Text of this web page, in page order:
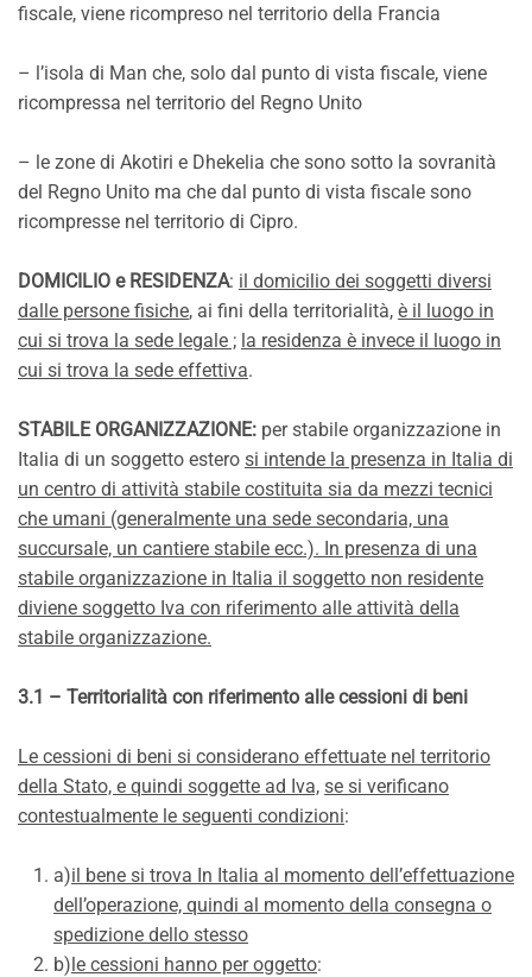
fiscale, viene ricompreso nel territorio della Francia
– l’isola di Man che, solo dal punto di vista fiscale, viene
ricompressa nel territorio del Regno Unito
– le zone di Akotiri e Dhekelia che sono sotto la sovranità
del Regno Unito ma che dal punto di vista fiscale sono
ricompresse nel territorio di Cipro.
DOMICILIO e RESIDENZA: il domicilio dei soggetti diversi
dalle persone fisiche, ai fini della territorialità, è il luogo in
cui si trova la sede legale ; la residenza è invece il luogo in
cui si trova la sede effettiva.
STABILE ORGANIZZAZIONE: per stabile organizzazione in
Italia di un soggetto estero si intende la presenza in Italia di
un centro di attività stabile costituita sia da mezzi tecnici
che umani (generalmente una sede secondaria, una
succursale, un cantiere stabile ecc.). In presenza di una
stabile organizzazione in Italia il soggetto non residente
diviene soggetto Iva con riferimento alle attività della
stabile organizzazione.
3.1 – Territorialità con riferimento alle cessioni di beni
Le cessioni di beni si considerano effettuate nel territorio
della Stato, e quindi soggette ad Iva, se si verificano
contestualmente le seguenti condizioni:
a)il bene si trova In Italia al momento dell’effettuazione
dell’operazione, quindi al momento della consegna o
spedizione dello stesso
b)le cessioni hanno per oggetto: